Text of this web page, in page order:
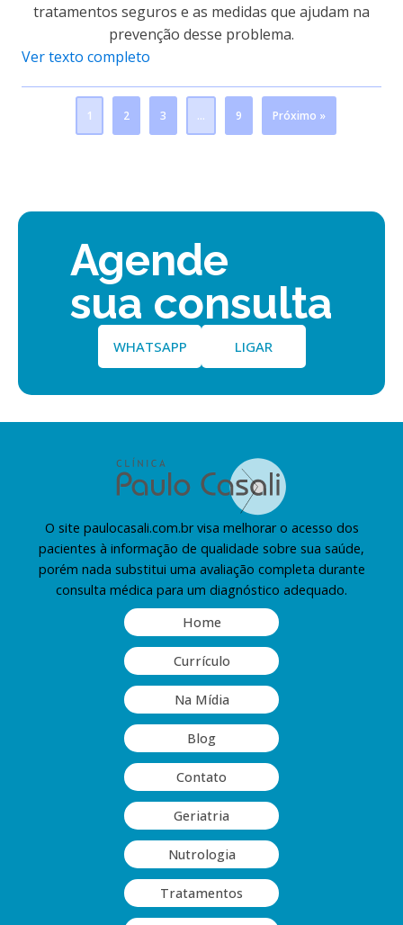
tratamentos seguros e as medidas que ajudam na
prevenção desse problema.
Ver texto completo
1 2 3 … 9 Próximo »
Agende
sua consulta
WHATSAPP LIGAR
O site paulocasali.com.br visa melhorar o acesso dos
pacientes à informação de qualidade sobre sua saúde,
porém nada substitui uma avaliação completa durante
consulta médica para um diagnóstico adequado.
Home
Currículo
Na Mídia
Blog
Contato
Geriatria
Nutrologia
Tratamentos